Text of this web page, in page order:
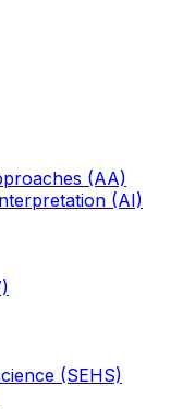
(AA)
(AI)
(SEHS)